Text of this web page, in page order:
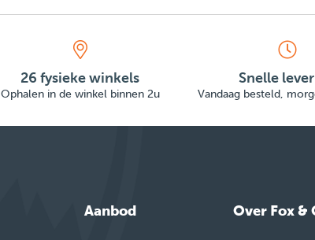
26 fysieke winkels
Ophalen in de winkel binnen 2u
Snelle
Vandaag besteld,
Aanbod Over Fox &